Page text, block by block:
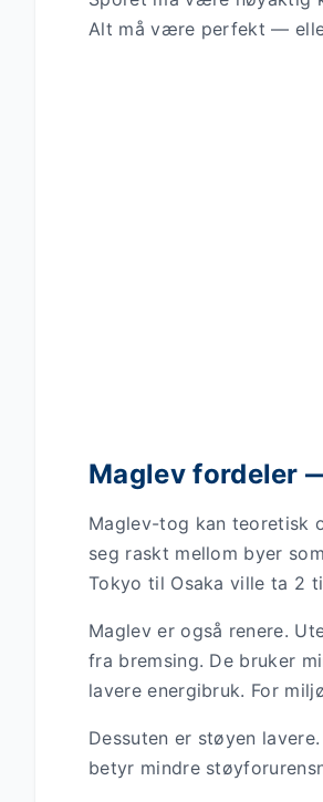
Alt må være perfekt —
Maglev fordeler
Maglev-tog kan teoretisk
seg raskt mellom byer
Tokyo til Osaka ville ta 2
Maglev er også renere.
fra bremsing. De bruker
lavere energibruk. For
Dessuten er støyen
betyr mindre